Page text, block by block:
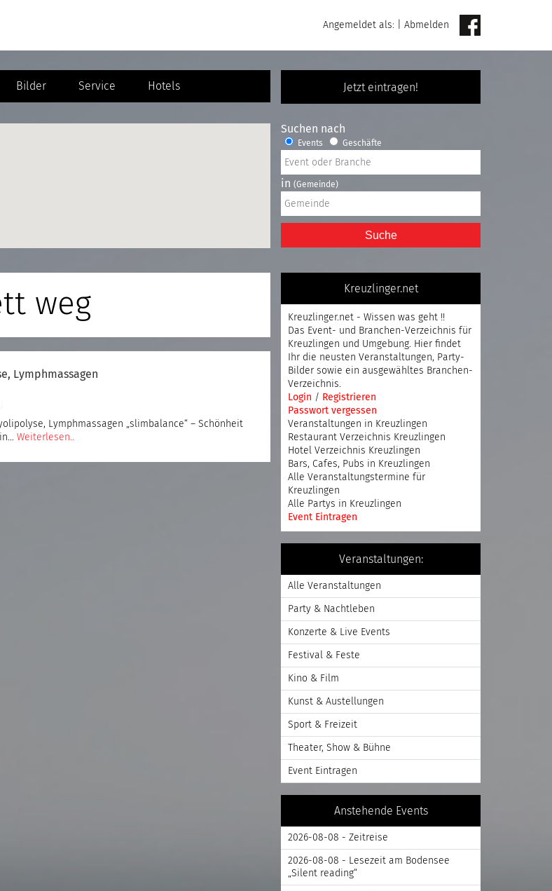
Angemeldet als: Abmelden
Jetzt eintragen!
Bilder Service Hotels
weg
Lymphmassagen
Lymphmassagen „slimbalance“ – Schönheit
Weiterlesen..
Suchen nach
Events Geschäfte
in (Gemeinde)
Suche
Kreuzlinger.net
Kreuzlinger.net - Wissen was geht !!
Das Event- und Branchen-Verzeichnis für
Kreuzlingen und Umgebung. Hier findet
Ihr die neusten Veranstaltungen, Party-
Bilder sowie ein ausgewähltes Branchen-
Verzeichnis.
Login / Registrieren
Passwort vergessen
Veranstaltungen in Kreuzlingen
Restaurant Verzeichnis Kreuzlingen
Hotel Verzeichnis Kreuzlingen
Bars, Cafes, Pubs in Kreuzlingen
Alle Veranstaltungstermine für
Kreuzlingen
Alle Partys in Kreuzlingen
Event Eintragen
Veranstaltungen:
Alle Veranstaltungen
Party & Nachtleben
Konzerte & Live Events
Festival & Feste
Kino & Film
Kunst & Austellungen
Sport & Freizeit
Theater, Show & Bühne
Event Eintragen
Anstehende Events
2026-08-08 - Zeitreise
2026-08-08 - Lesezeit am Bodensee
„Silent reading“